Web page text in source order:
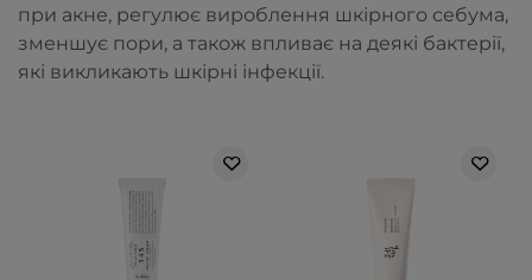
при акне, регулює вироблення шкірного себума,
зменшує пори, а також впливає на деякі бактерії,
які викликають шкірні інфекції.